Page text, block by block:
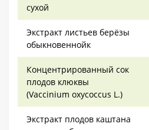
сухой
Экстракт листьев берёзы
обыкновеннойк
Концентрированный сок
плодов клюквы
(Vaccinium oxycoccus L.)
Экстракт плодов каштана